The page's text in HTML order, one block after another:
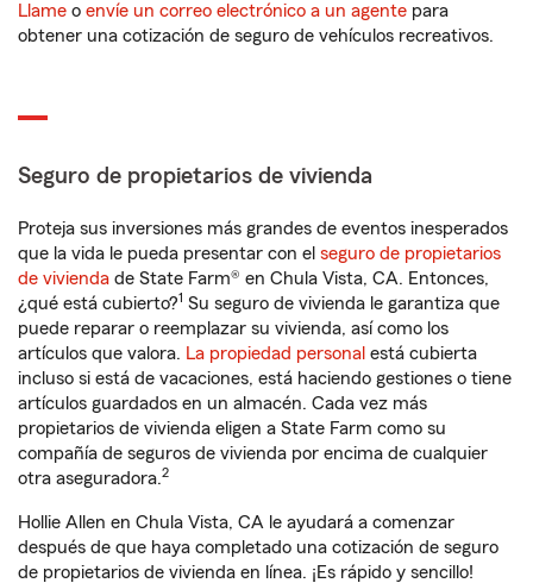
Llame o envíe un correo electrónico a un agente para
obtener una cotización de seguro de vehículos recreativos.
Seguro de propietarios de vivienda
Proteja sus inversiones más grandes de eventos inesperados
que la vida le pueda presentar con el seguro de propietarios
de vivienda de State Farm® en Chula Vista, CA. Entonces,
¿qué está cubierto?1 Su seguro de vivienda le garantiza que
puede reparar o reemplazar su vivienda, así como los
artículos que valora. La propiedad personal está cubierta
incluso si está de vacaciones, está haciendo gestiones o tiene
artículos guardados en un almacén. Cada vez más
propietarios de vivienda eligen a State Farm como su
compañía de seguros de vivienda por encima de cualquier
otra aseguradora.2
Hollie Allen en Chula Vista, CA le ayudará a comenzar
después de que haya completado una cotización de seguro
de propietarios de vivienda en línea. ¡Es rápido y sencillo!